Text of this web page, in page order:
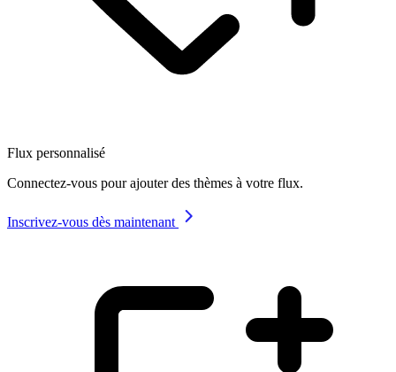
Flux personnalisé
Connectez-vous pour ajouter des thèmes à votre flux.
Inscrivez-vous dès maintenant